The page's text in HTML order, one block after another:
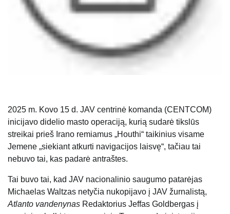
2025 m. Kovo 15 d. JAV centrinė komanda (CENTCOM)
inicijavo didelio masto operaciją, kurią sudarė tikslūs
streikai prieš Irano remiamus „Houthi“ taikinius visame
Jemene „siekiant atkurti navigacijos laisvę“, tačiau tai
nebuvo tai, kas padarė antraštes.
Tai buvo tai, kad JAV nacionalinio saugumo patarėjas
Michaelas Waltzas netyčia nukopijavo į JAV žurnalistą,
Atlanto vandenynas Redaktorius Jeffas Goldbergas į